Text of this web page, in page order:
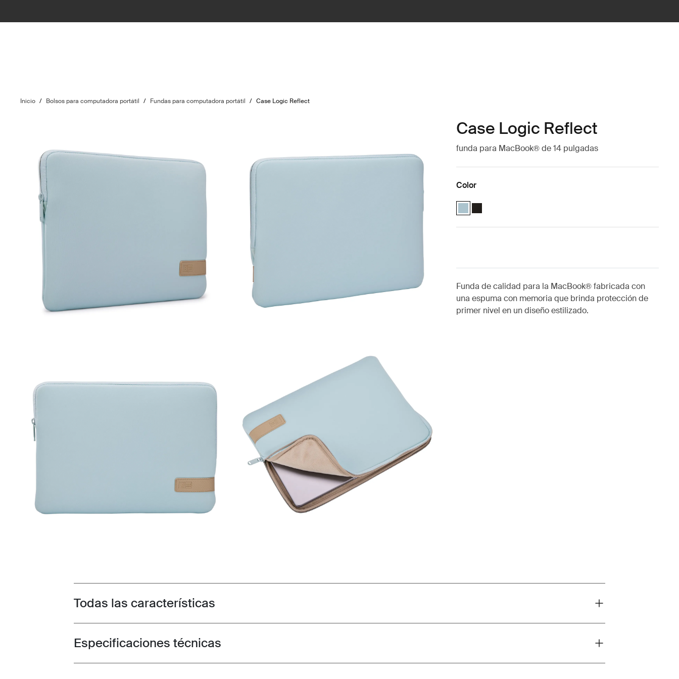
Inicio / Bolsos para computadora portátil / Fundas para computadora portátil / Case Logic Reflect
Case Logic Reflect
funda para MacBook® de 14 pulgadas
Color
Case Logic Reflect 14" MacBook® Sleeve Gentle Blue (selected)
Case Logic Reflect 14" MacBook® Sleeve Negro
Funda de calidad para la MacBook® fabricada con
una espuma con memoria que brinda protección de
primer nivel en un diseño estilizado.
Toggle features
Todas las características
Toggle techspec
Especificaciones técnicas